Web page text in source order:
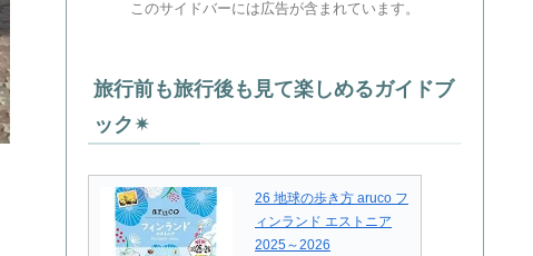
このサイドバーには広告が含まれています。
旅行前も旅行後も見て楽しめるガイドブ
ック✴︎
26 地球の歩き方 aruco フ
ィンランド エストニア
2025～2026